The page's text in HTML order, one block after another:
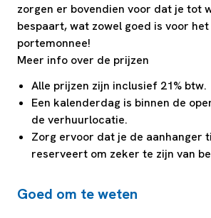
zorgen er bovendien voor dat je tot
bespaart, wat zowel goed is voor
portemonnee!
Meer info over de prijzen
Alle prijzen zijn inclusief 21% btw.
Een kalenderdag is binnen de
de verhuurlocatie.
Zorg ervoor dat je de aanhanger
reserveert om zeker te zijn van
Goed om te weten